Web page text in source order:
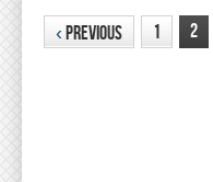
‹ Previous 1 2